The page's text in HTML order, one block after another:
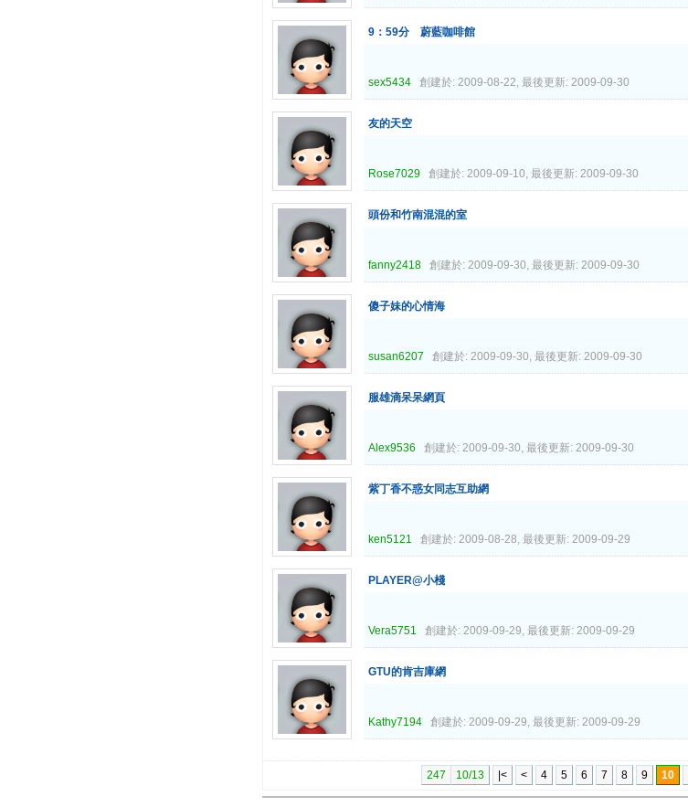
9：59分 蔚藍咖啡館
sex5434 創建於: 2009-08-22, 最後更新: 2009-09-30
友的天空
Rose7029 創建於: 2009-09-10, 最後更新: 2009-09-30
頭份和竹南混混的室
fanny2418 創建於: 2009-09-30, 最後更新: 2009-09-30
傻子妹的心情海
susan6207 創建於: 2009-09-30, 最後更新: 2009-09-30
服雄滴呆呆網頁
Alex9536 創建於: 2009-09-30, 最後更新: 2009-09-30
紫丁香不惑女同志互助網
ken5121 創建於: 2009-08-28, 最後更新: 2009-09-29
PLAYER@小棧
Vera5751 創建於: 2009-09-29, 最後更新: 2009-09-29
GTU的肯吉庫網
Kathy7194 創建於: 2009-09-29, 最後更新: 2009-09-29
247 10/13 |< < 4 5 6 7 8 9 10